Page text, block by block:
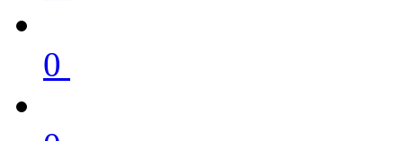
0